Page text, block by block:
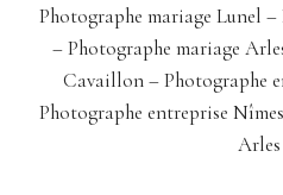
Photographe mariage Lunel –
–Photographe mariage
Cavaillon–Photographe
Photographe entreprise Nîmes
Arles